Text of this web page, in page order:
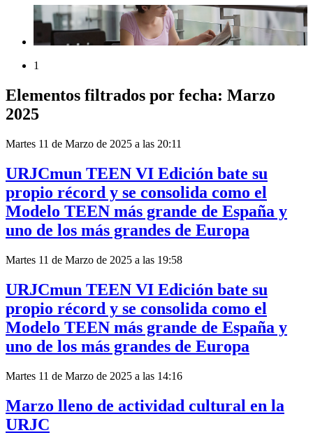
1
Elementos filtrados por fecha: Marzo
2025
Martes 11 de Marzo de 2025 a las 20:11
URJCmun TEEN VI Edición bate su
propio récord y se consolida como el
Modelo TEEN más grande de España y
uno de los más grandes de Europa
Martes 11 de Marzo de 2025 a las 19:58
URJCmun TEEN VI Edición bate su
propio récord y se consolida como el
Modelo TEEN más grande de España y
uno de los más grandes de Europa
Martes 11 de Marzo de 2025 a las 14:16
Marzo lleno de actividad cultural en la
URJC